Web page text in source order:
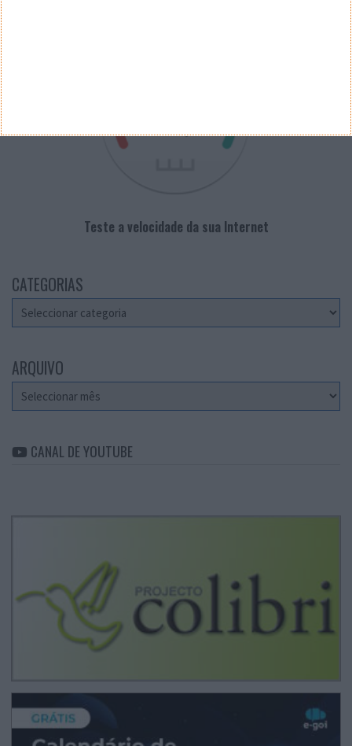
Teste a velocidade da sua Internet
CATEGORIAS
Categorias
ARQUIVO
Arquivo
CANAL DE YOUTUBE